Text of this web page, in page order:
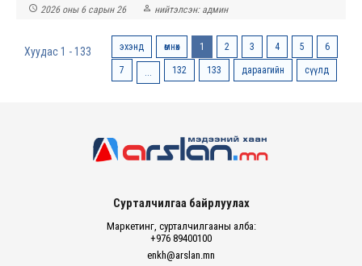
 2026 оны 6 сарын 26  нийтэлсэн: админ
Хуудас 1 - 133 эхэнд өмнөх 1 2 3 4 5 6
7 ... 132 133 дараагийн сүүлд
Сурталчилгаа байрлуулах
Маркетинг, сурталчилгааны алба:
+976 89400100
enkh@arslan.mn